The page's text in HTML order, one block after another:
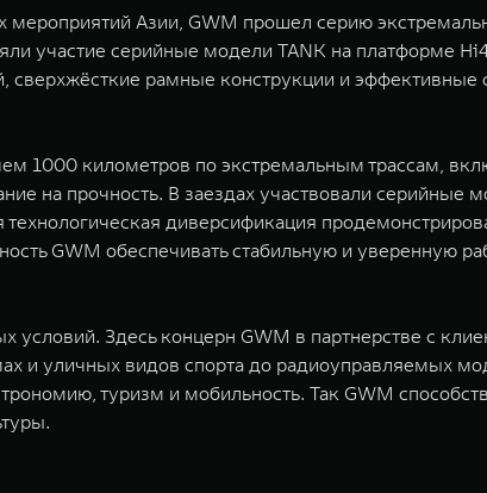
Азии, GWM прошел серию
участие серийные модели TANK на платформе
рамные конструкции и эффективные
1000 километров по экстремальным трассам,
на прочность. В заездах участвовали серийные
диверсификация
GWM обеспечивать стабильную и уверенную
Здесь концерн GWM в партнерстве с
и уличных видов спорта до радиоуправляемых
туризм и мобильность. Так GWM